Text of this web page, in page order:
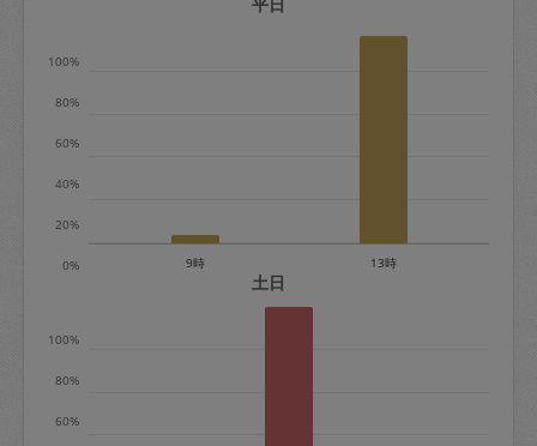
ンセル料は発生しません。それ以上はキ
※キャンセル料金の設定について：
定期依頼1回（3時間）の金額とスポット
0%
20%
40%
60%
80%
100%
9時 13時
土日
60%
80%
100%